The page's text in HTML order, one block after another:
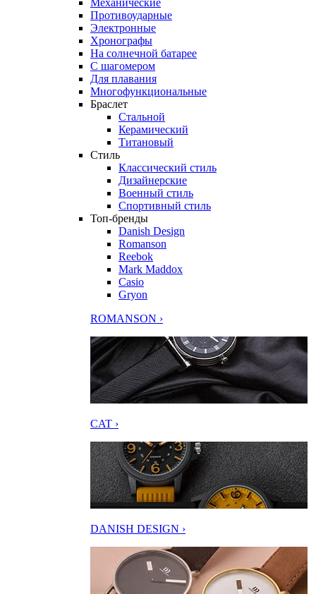
Механические
Противоударные
Электронные
Хронографы
На солнечной батарее
С шагомером
Для плавания
Многофункциональные
Браслет
Стальной
Керамический
Титановый
Стиль
Классический стиль
Дизайнерские
Военный стиль
Спортивный стиль
Топ-бренды
Danish Design
Romanson
Reebok
Mark Maddox
Casio
Gryon
ROMANSON ›
CAT ›
DANISH DESIGN ›